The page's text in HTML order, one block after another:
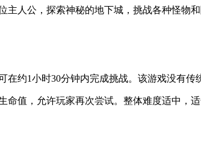
人公，探索神秘的地下城，挑战各种怪物
约1小时30分钟内完成挑战。该游戏没有
值，允许玩家再次尝试。整体难度适中，